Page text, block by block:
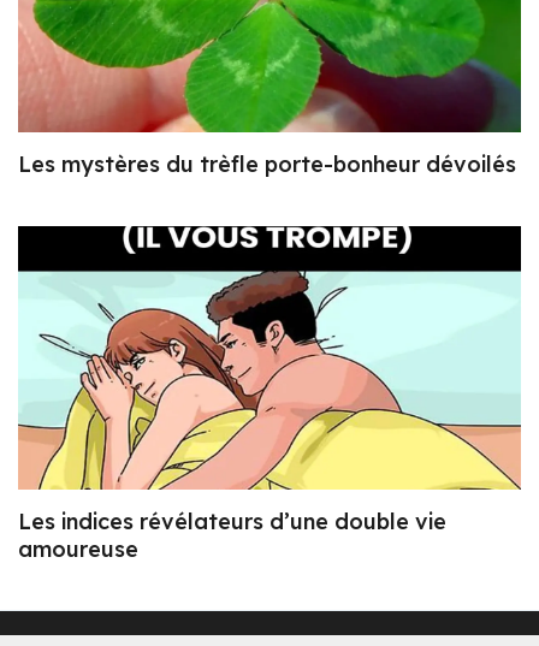
Les mystères du trèfle porte-bonheur dévoilés
Les indices révélateurs d’une double vie
amoureuse